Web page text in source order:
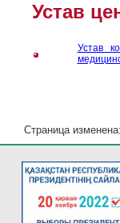
Устав
Устав
Страница